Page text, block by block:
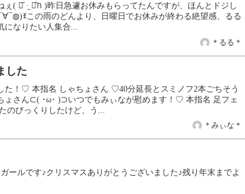
ぇ( ⌯᷄ ·̫ ⌯᷅ก )昨日急遽お休みもらってたんですが、ほんとドジし
この雨のどんより、日曜日でお休みが終わる絶望感、るる
になりたい人集合...
＊るる＊
した
た！♡ 本指名 しゃちょさん ♡40分延長とスミノフ2本ごちそう
ょさん⊂( ･ω･ )⊃いつでもみぃなが慰めます！♡ 本指名 足フェ
びっくりしたけど、う...
＊みぃな＊
ールです♪クリスマスありがとうございました♪残り年末までよ